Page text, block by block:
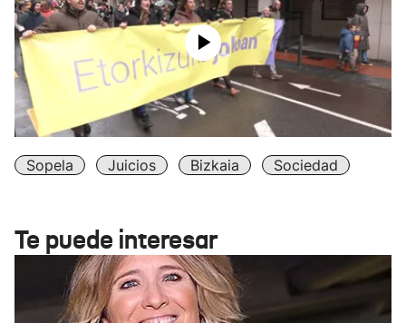
Sopela Juicios Bizkaia Sociedad
Te puede interesar